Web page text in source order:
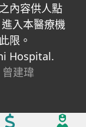
內容供人點
入本醫療機
限。
Hospital.
曾建瑋